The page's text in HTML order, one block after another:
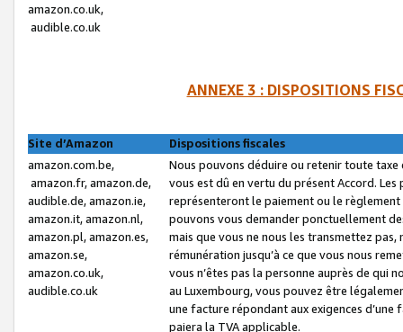
amazon.co.uk,
audible.co.uk
ANNEXE 3 : DISPOSITIONS
Site d’Amazon
Dispositions fiscales
amazon.com.be,
amazon.fr, amazon.de,
audible.de, amazon.ie,
amazon.it, amazon.nl,
amazon.pl, amazon.es,
amazon.se,
amazon.co.uk,
audible.co.uk
Nous pouvons déduire ou retenir toute
vous est dû en vertu du présent Accord.
représenteront le paiement ou le
pouvons vous demander ponctuellement
mais que vous ne nous les transmettez
rémunération jusqu’à ce que vous nous
vous n’êtes pas la personne auprès de qui
au Luxembourg, vous pouvez être
une facture répondant aux exigences
paiera la TVA applicable.